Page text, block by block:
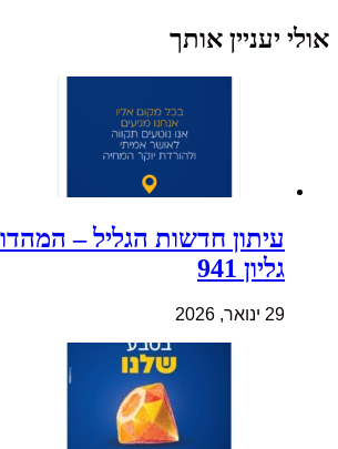
אולי יעניין אותך
עיתון חדשות הגליל –
גליון 941
29 ינואר, 2026